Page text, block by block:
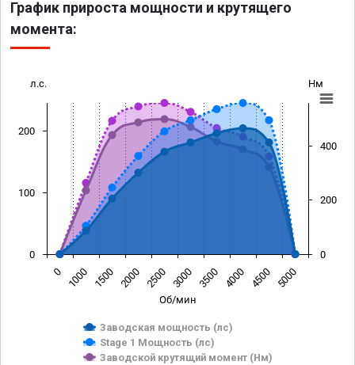
График прироста мощности и крутящего
момента:
Об/мин
л.с. Нм
Заводская мощность (лс)
Stage 1 Мощность (лс)
Заводской крутящий момент (Нм)
0 1000 1500 2000 2500 3000 3500 4000 4500 5000
0
100
200
0
200
400